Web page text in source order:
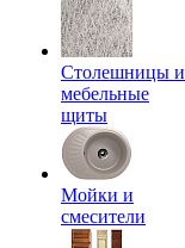
Столешницы и
мебельные
щиты
Мойки и
смесители